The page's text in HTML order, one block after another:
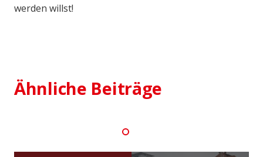
werden willst!
Ähnliche Beiträge
aufgestellt